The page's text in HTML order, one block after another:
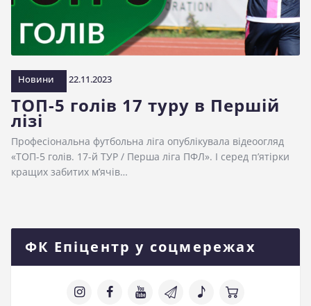
Новини 22.11.2023
ТОП-5 голів 17 туру в Першій
лізі
Професіональна футбольна ліга опублікувала відеоогляд
«ТОП-5 голів. 17-й ТУР / Перша ліга ПФЛ». І серед п’ятірки
кращих забитих м’ячів…
ФК Епіцентр у соцмережах